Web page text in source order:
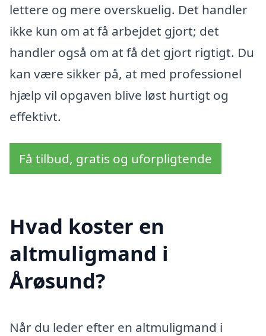
lettere og mere overskuelig. Det handler
ikke kun om at få arbejdet gjort; det
handler også om at få det gjort rigtigt. Du
kan være sikker på, at med professionel
hjælp vil opgaven blive løst hurtigt og
effektivt.
Få tilbud, gratis og uforpligtende
Hvad koster en
altmuligmand i
Årøsund?
Når du leder efter en altmuligmand i